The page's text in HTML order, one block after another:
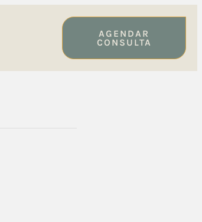
AGENDAR
CONSULTA